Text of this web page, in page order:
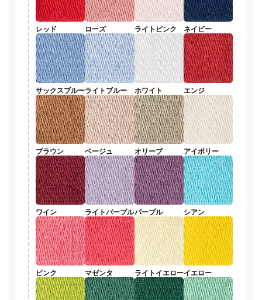
レッド ローズ ライトピンク ネイビー
サックスブルーライトブルー ホワイト エンジ
ブラウン ベージュ オリーブ アイボリー
ワイン ライトパープルパープル シアン
ピンク マゼンタ ライトイエローイエロー